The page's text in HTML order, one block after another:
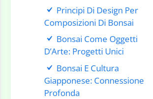
Principi Di Design Per
Composizioni Di Bonsai
Bonsai Come Oggetti
D’Arte: Progetti Unici
Bonsai E Cultura
Giapponese: Connessione
Profonda